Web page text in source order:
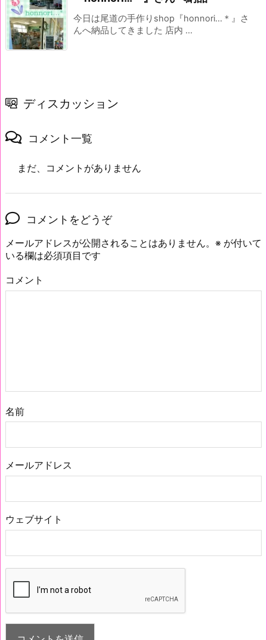
今日は尾道の手作りshop『honnori...＊』さ
んへ納品してきました 店内 ...
ディスカッション
コメント一覧
まだ、コメントがありません
コメントをどうぞ
メールアドレスが公開されることはありません。 ※ が付いて
いる欄は必須項目です
コメント
名前
メールアドレス
ウェブサイト